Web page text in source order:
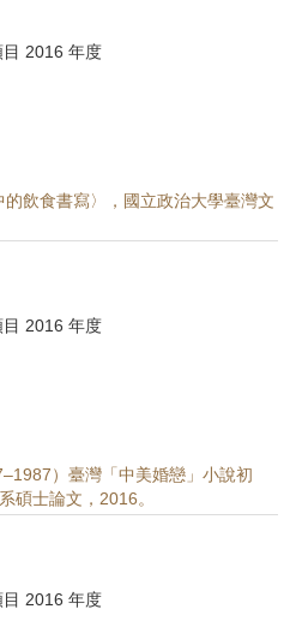
2016 年度
的飲食書寫〉，國立政治大學臺灣文
2016 年度
）臺灣「中美婚戀」小說初
碩士論文，2016。
2016 年度